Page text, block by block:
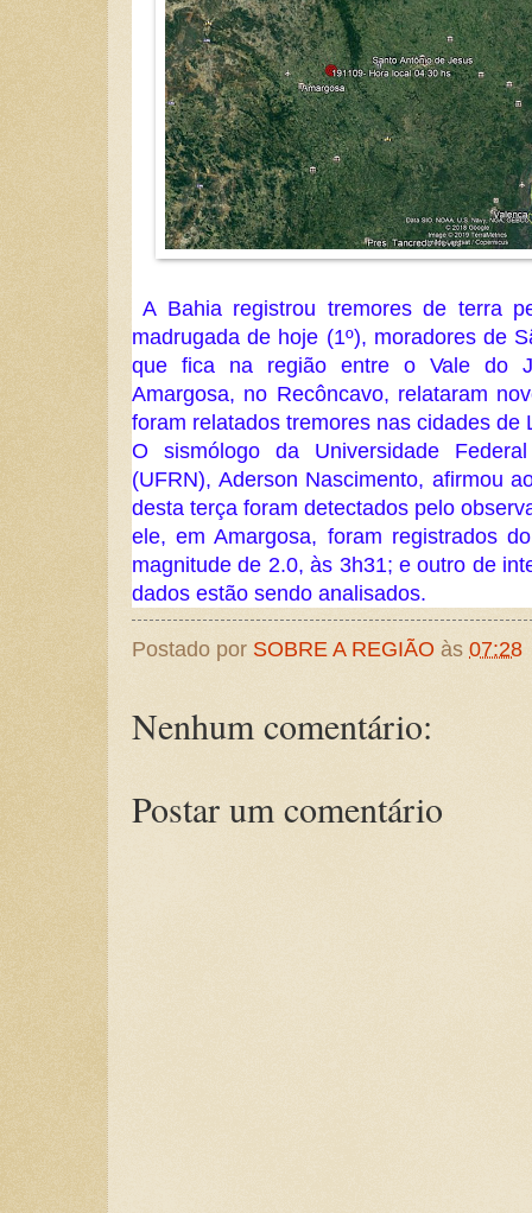
A Bahia registrou tremores de terra
madrugada de hoje (1º), moradores de
que fica na região entre o Vale do
Amargosa, no Recôncavo, relataram
foram relatados tremores nas cidades de
O sismólogo da Universidade
(UFRN), Aderson Nascimento, afirmou
desta terça foram detectados pelo
ele, em Amargosa, foram registrados
magnitude de 2.0, às 3h31; e outro de
dados estão sendo analisados.
Postado por SOBRE A REGIÃO às 07:28
Nenhum comentário:
Postar um comentário